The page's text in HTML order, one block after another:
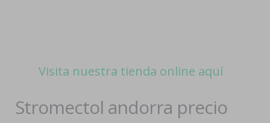
Visita nuestra tienda online aquí
Stromectol andorra precio